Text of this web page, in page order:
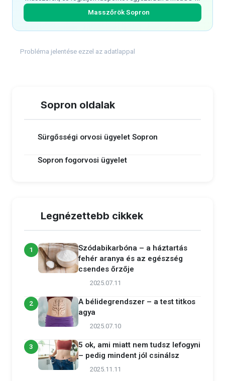
Masszőrök Sopron
Probléma jelentése ezzel az adatlappal
Sopron oldalak
Sürgősségi orvosi ügyelet Sopron
Sopron fogorvosi ügyelet
Legnézettebb cikkek
1
Szódabikarbóna – a háztartás
fehér aranya és az egészség
csendes őrzője
2025.07.11
2
A bélidegrendszer – a test titkos
agya
2025.07.10
3
5 ok, ami miatt nem tudsz lefogyni
– pedig mindent jól csinálsz
2025.11.11